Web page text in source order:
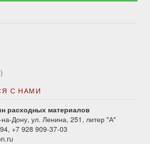
С НАМИ
расходных материалов
на-Дону, ул. Ленина, 251, литер "А"
+7 928 909-37-03